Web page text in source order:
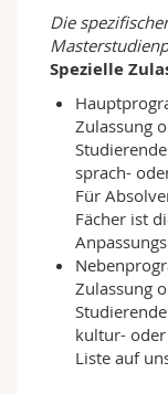
auch die
oder
Die
zudem mit
der
werden
Inhalten,
zwischen
Das
der Antike
Übungen
Die
Spezielle
Zulassung
sprach-
Für
Fächer ist
Zulassung
kultur- oder
Liste auf